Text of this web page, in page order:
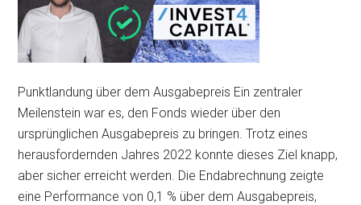
Punktlandung über dem Ausgabepreis Ein zentraler
Meilenstein war es, den Fonds wieder über den
ursprünglichen Ausgabepreis zu bringen. Trotz eines
herausfordernden Jahres 2022 konnte dieses Ziel knapp,
aber sicher erreicht werden. Die Endabrechnung zeigte
eine Performance von 0,1 % über dem Ausgabepreis,